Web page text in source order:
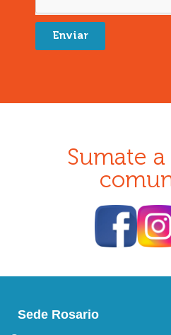
Enviar
Sumate
Sede Rosario